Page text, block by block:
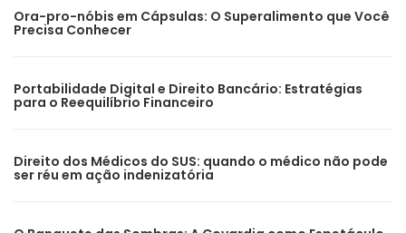
Ora-pro-nóbis em Cápsulas: O Superalimento que Você
Precisa Conhecer
Portabilidade Digital e Direito Bancário: Estratégias
para o Reequilíbrio Financeiro
Direito dos Médicos do SUS: quando o médico não pode
ser réu em ação indenizatória